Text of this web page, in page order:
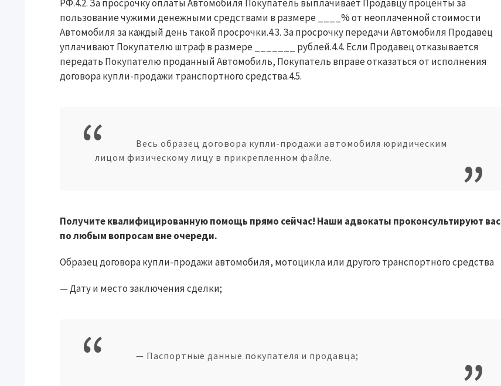
РФ.4.2. За просрочку оплаты Автомобиля Покупатель выплачивает Продавцу проценты за
пользование чужими денежными средствами в размере ____% от неоплаченной стоимости
Автомобиля за каждый день такой просрочки.4.3. За просрочку передачи Автомобиля Продавец
уплачивают Покупателю штраф в размере _______ рублей.4.4. Если Продавец отказывается
передать Покупателю проданный Автомобиль, Покупатель вправе отказаться от исполнения
договора купли-продажи транспортного средства.4.5.
Весь образец договора купли-продажи автомобиля юридическим
лицом физическому лицу в прикрепленном файле.
Получите квалифицированную помощь прямо сейчас! Наши адвокаты проконсультируют вас
по любым вопросам вне очереди.
Образец договора купли-продажи автомобиля, мотоцикла или другого транспортного средства
— Дату и место заключения сделки;
— Паспортные данные покупателя и продавца;